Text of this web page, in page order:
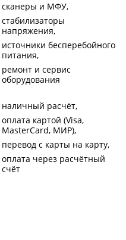
сканеры и МФУ
стабилизаторы
напряжения
источники бесперебойного
питания
ремонт и сервис
оборудования
наличный расчёт
оплата картой (Visa,
MasterCard, МИР)
перевод с карты на карту
оплата через расчётный
счёт